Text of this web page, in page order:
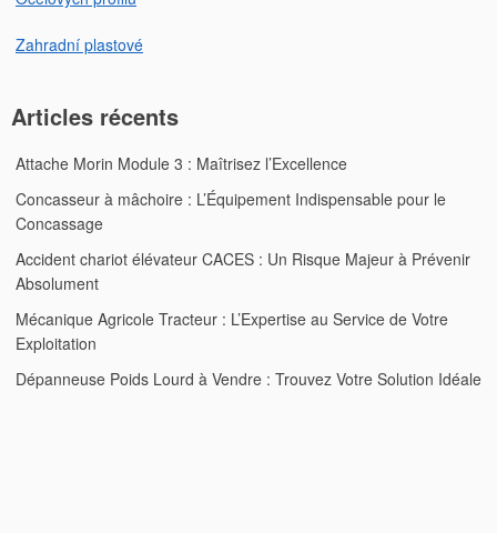
Zahradní plastové
Articles récents
Attache Morin Module 3 : Maîtrisez l’Excellence
Concasseur à mâchoire : L’Équipement Indispensable pour le
Concassage
Accident chariot élévateur CACES : Un Risque Majeur à Prévenir
Absolument
Mécanique Agricole Tracteur : L’Expertise au Service de Votre
Exploitation
Dépanneuse Poids Lourd à Vendre : Trouvez Votre Solution Idéale